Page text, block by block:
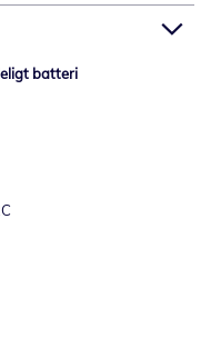
batteri